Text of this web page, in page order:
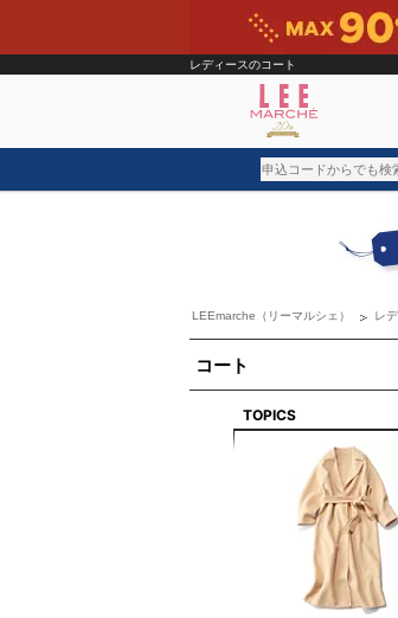
レディースのコート
雑誌掲載アイテム
ランキング
雑誌･書籍(一緒
定期購読
LEEmarche（リーマルシェ） レ
コート
TOPICS